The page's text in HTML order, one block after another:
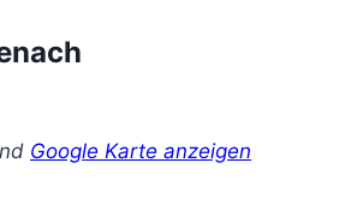
Google Karte anzeigen